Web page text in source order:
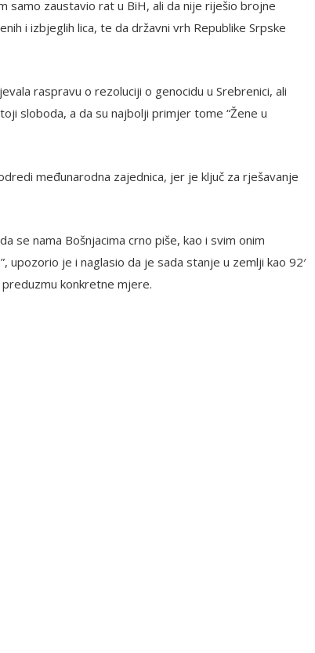
samo zaustavio rat u BiH, ali da nije riješio brojne
i izbjeglih lica, te da državni vrh Republike Srpske
raspravu o rezoluciji o genocidu u Srebrenici, ali
sloboda, a da su najbolji primjer tome “Žene u
međunarodna zajednica, jer je ključ za rješavanje
se nama Bošnjacima crno piše, kao i svim onim
je i naglasio da je sada stanje u zemlji kao 92′
konkretne mjere.